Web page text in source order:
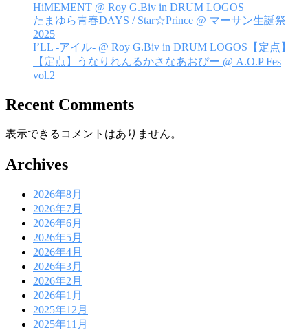
HiMEMENT @ Roy G.Biv in DRUM LOGOS
たまゆら青春DAYS / Star☆Prince @ マーサン生誕祭
2025
I’LL -アイル- @ Roy G.Biv in DRUM LOGOS【定点】
【定点】うなりれんるかさなあおぴー @ A.O.P Fes
vol.2
Recent Comments
表示できるコメントはありません。
Archives
2026年8月
2026年7月
2026年6月
2026年5月
2026年4月
2026年3月
2026年2月
2026年1月
2025年12月
2025年11月